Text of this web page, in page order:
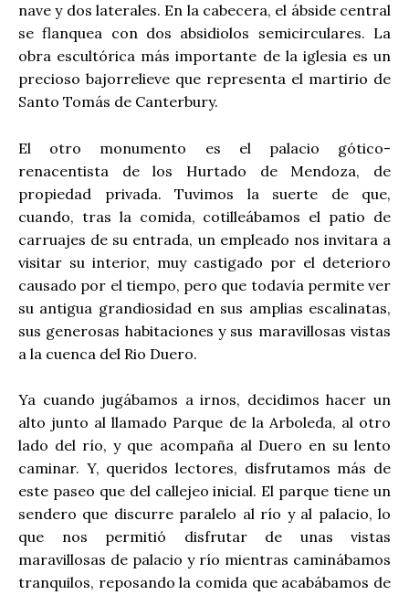
nave y dos laterales. En la cabecera, el ábside central
se flanquea con dos absidiolos semicirculares. La
obra escultórica más importante de la iglesia es un
precioso bajorrelieve que representa el martirio de
Santo Tomás de Canterbury.
El otro monumento es el palacio gótico-
renacentista de los Hurtado de Mendoza, de
propiedad privada. Tuvimos la suerte de que,
cuando, tras la comida, cotilleábamos el patio de
carruajes de su entrada, un empleado nos invitara a
visitar su interior, muy castigado por el deterioro
causado por el tiempo, pero que todavía permite ver
su antigua grandiosidad en sus amplias escalinatas,
sus generosas habitaciones y sus maravillosas vistas
a la cuenca del Rio Duero.
Ya cuando jugábamos a irnos, decidimos hacer un
alto junto al llamado Parque de la Arboleda, al otro
lado del río, y que acompaña al Duero en su lento
caminar. Y, queridos lectores, disfrutamos más de
este paseo que del callejeo inicial. El parque tiene un
sendero que discurre paralelo al río y al palacio, lo
que nos permitió disfrutar de unas vistas
maravillosas de palacio y río mientras caminábamos
tranquilos, reposando la comida que acabábamos de